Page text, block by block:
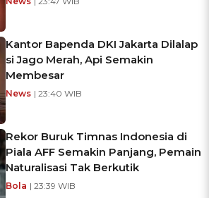
Kantor Bapenda DKI Jakarta Dilalap
si Jago Merah, Api Semakin
Membesar
News | 23:40 WIB
Rekor Buruk Timnas Indonesia di
Piala AFF Semakin Panjang, Pemain
Naturalisasi Tak Berkutik
Bola | 23:39 WIB